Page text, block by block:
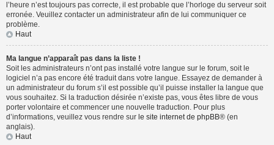
l’heure n’est toujours pas correcte, il est probable que l’horloge du serveur soit
erronée. Veuillez contacter un administrateur afin de lui communiquer ce
problème.
Haut
Ma langue n’apparaît pas dans la liste !
Soit les administrateurs n’ont pas installé votre langue sur le forum, soit le
logiciel n’a pas encore été traduit dans votre langue. Essayez de demander à
un administrateur du forum s’il est possible qu’il puisse installer la langue que
vous souhaitez. Si la traduction désirée n’existe pas, vous êtes libre de vous
porter volontaire et commencer une nouvelle traduction. Pour plus
d’informations, veuillez vous rendre sur le site internet de phpBB® (en
anglais).
Haut